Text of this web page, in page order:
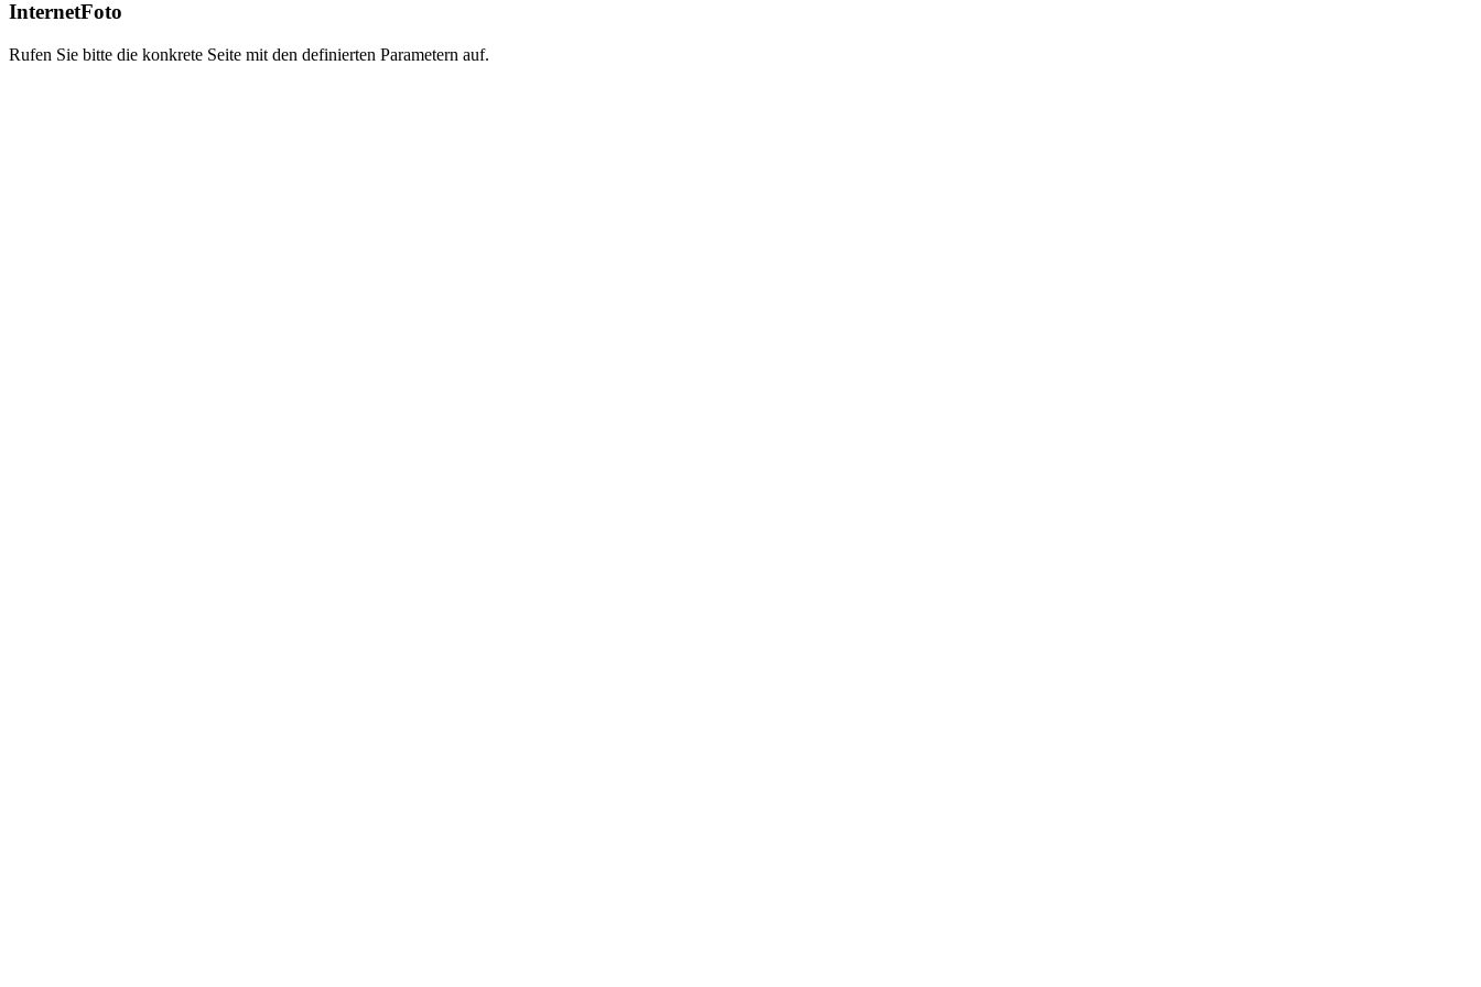
InternetFoto
Rufen Sie bitte die konkrete Seite mit den definierten Parametern auf.